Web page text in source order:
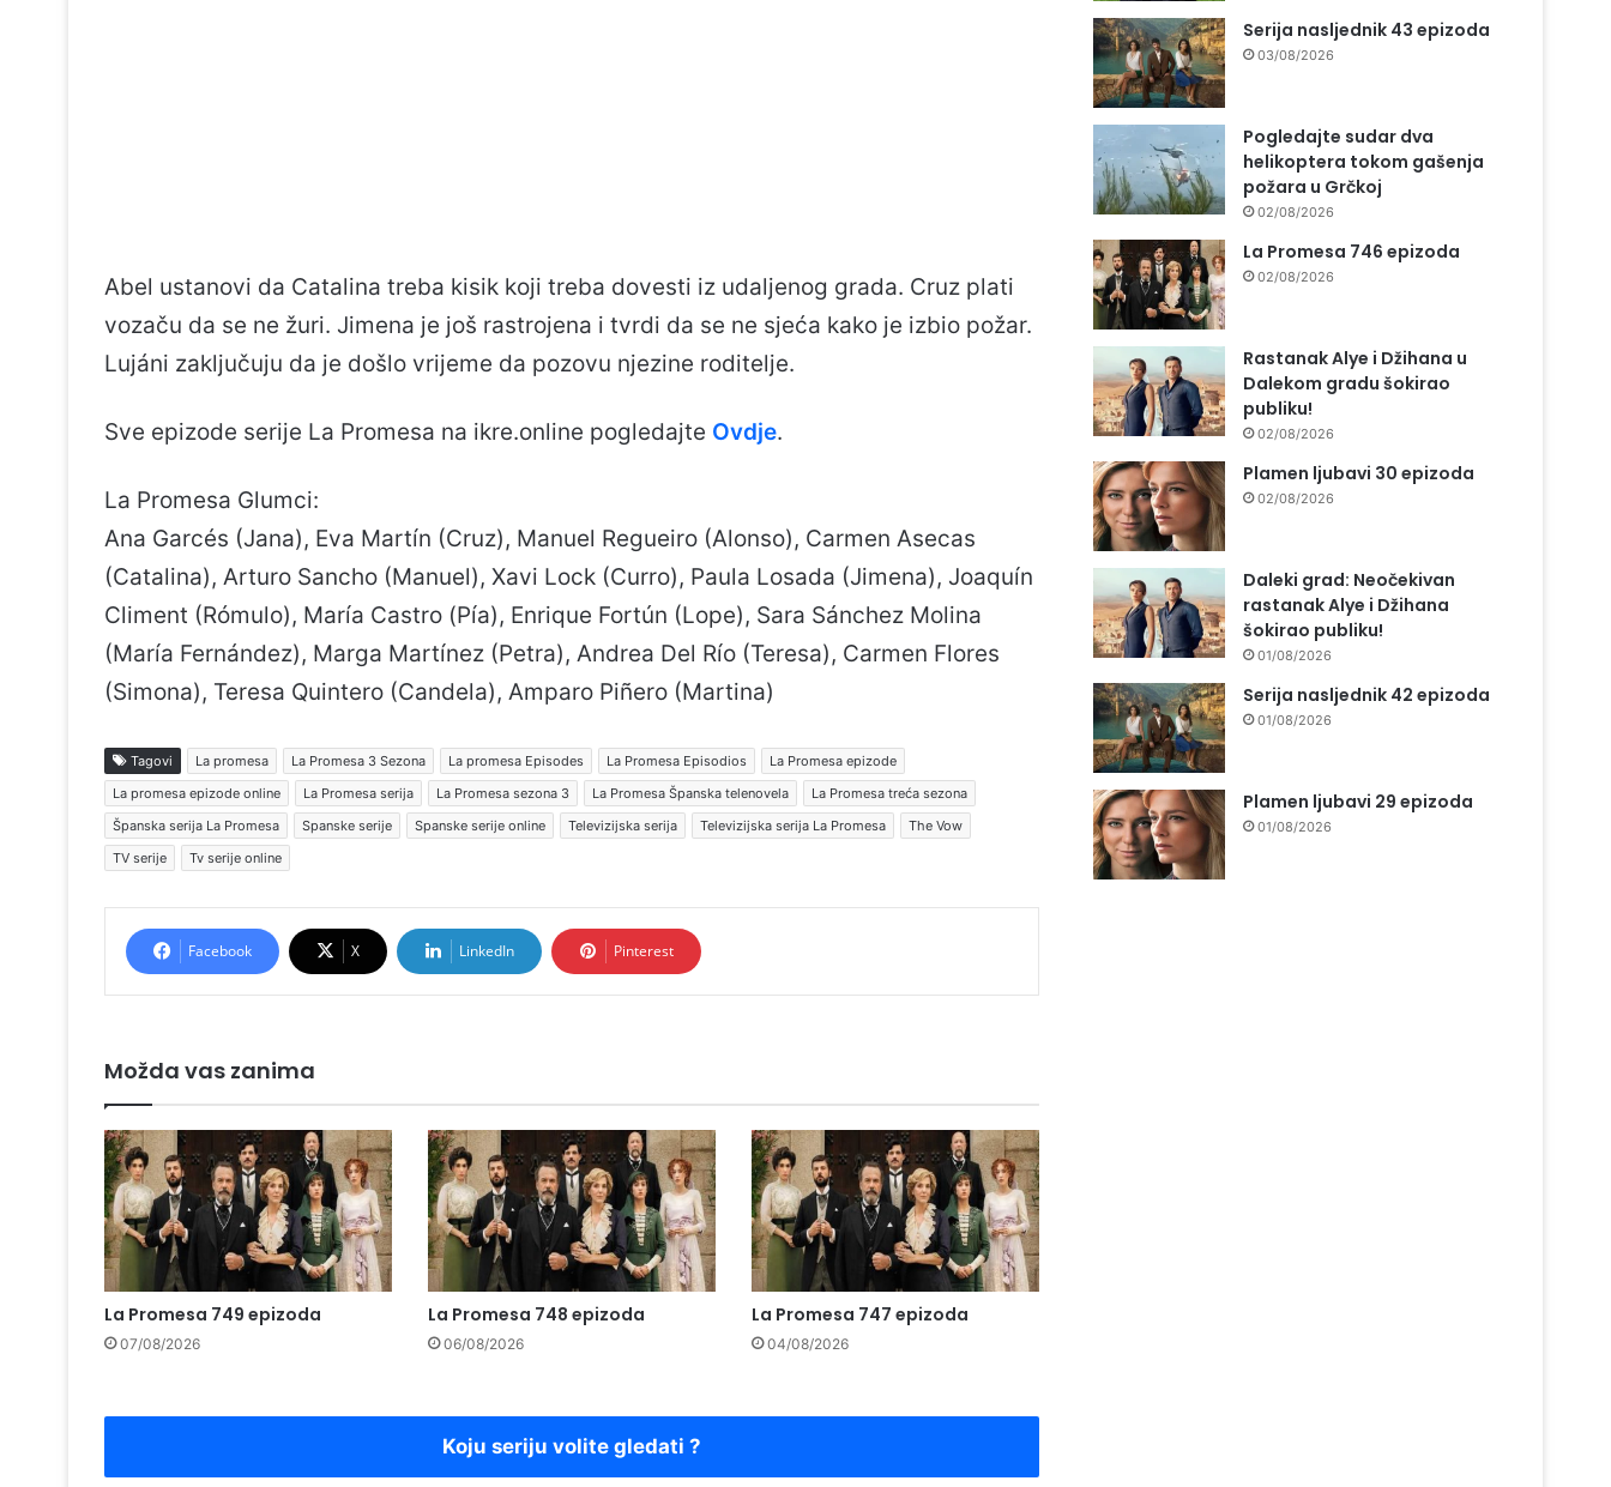
Abel ustanovi da Catalina treba kisik koji treba dovesti iz udaljenog grada. Cruz plati
vozaču da se ne žuri. Jimena je još rastrojena i tvrdi da se ne sjeća kako je izbio požar.
Lujáni zaključuju da je došlo vrijeme da pozovu njezine roditelje.
Sve epizode serije La Promesa na ikre.online pogledajte Ovdje.
La Promesa Glumci:
Ana Garcés (Jana), Eva Martín (Cruz), Manuel Regueiro (Alonso), Carmen Asecas
(Catalina), Arturo Sancho (Manuel), Xavi Lock (Curro), Paula Losada (Jimena), Joaquín
Climent (Rómulo), María Castro (Pía), Enrique Fortún (Lope), Sara Sánchez Molina
(María Fernández), Marga Martínez (Petra), Andrea Del Río (Teresa), Carmen Flores
(Simona), Teresa Quintero (Candela), Amparo Piñero (Martina)
Tagovi La promesa La Promesa 3 Sezona La promesa Episodes La Promesa Episodios
La Promesa epizode
La promesa epizode online
La Promesa serija La Promesa sezona 3 La Promesa Španska telenovela
La Promesa treća sezona
Španska serija La Promesa
Spanske serije Spanske serije online Televizijska serija Televizijska serija La Promesa
The Vow
TV serije
Tv serije online
Facebook X LinkedIn Pinterest
Možda vas zanima
La Promesa 749 epizoda
07/08/2026
La Promesa 748 epizoda
06/08/2026
La Promesa 747 epizoda
04/08/2026
Koju seriju volite gledati ?
Serija nasljednik 43 epizoda
03/08/2026
Pogledajte sudar dva
helikoptera tokom gašenja
požara u Grčkoj
02/08/2026
La Promesa 746 epizoda
02/08/2026
Rastanak Alye i Džihana u
Dalekom gradu šokirao
publiku!
02/08/2026
Plamen ljubavi 30 epizoda
02/08/2026
Daleki grad: Neočekivan
rastanak Alye i Džihana
šokirao publiku!
01/08/2026
Serija nasljednik 42 epizoda
01/08/2026
Plamen ljubavi 29 epizoda
01/08/2026